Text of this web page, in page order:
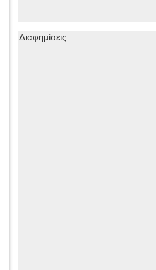
Διαφημίσεις